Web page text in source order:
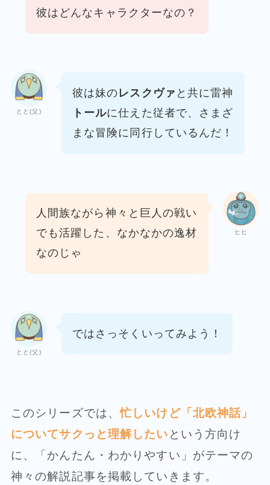
彼はどんなキャラクターなの？
とと(父)
彼は妹のレスクヴァ と共に雷神
トールに仕えた従者で、 さまざ
まな冒険に同行しているんだ！
ヒヒ
人間族ながら神々と巨人の戦い
でも活躍した、 なかなかの逸材
なのじゃ
とと(父)
ではさっそくいってみよう！
このシリーズでは、忙しいけど「北欧神話」
についてサクっと理解したい という方向け
に、「かんたん・わかりやすい」がテーマの
神々の解説記事を掲載していきます。